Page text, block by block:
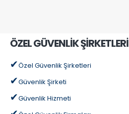
ÖZEL GÜVENLİK ŞİRKETLERİ
Özel Güvenlik Şirketleri
Güvenlik Şirketi
Güvenlik Hizmeti